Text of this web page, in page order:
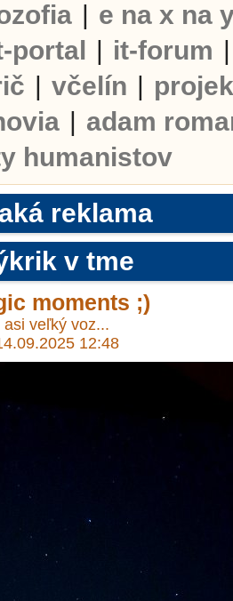
| e na x na
portal | it-forum |
| včelín |
| adam
humanistov
reklama
v tme
moments ;)
asi veľký voz...
12:48